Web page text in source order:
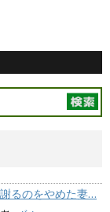
るのをやめた妻…